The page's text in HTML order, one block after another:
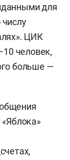
для
ЦИК
человек,
больше —